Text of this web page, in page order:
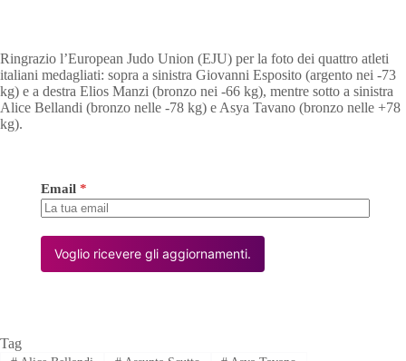
Ringrazio l’European Judo Union (EJU) per la foto dei quattro atleti
italiani medagliati: sopra a sinistra Giovanni Esposito (argento nei -73
kg) e a destra Elios Manzi (bronzo nei -66 kg), mentre sotto a sinistra
Alice Bellandi (bronzo nelle -78 kg) e Asya Tavano (bronzo nelle +78
kg).
Email *
Voglio ricevere gli aggiornamenti.
Tag